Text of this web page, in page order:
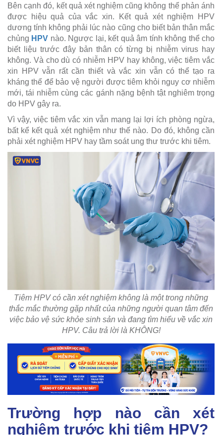
Bên cạnh đó, kết quả xét nghiệm cũng không thể phản ánh
được hiệu quả của vắc xin. Kết quả xét nghiệm HPV
dương tính không phải lúc nào cũng cho biết bản thân mắc
chủng HPV nào. Ngược lại, kết quả âm tính không thể cho
biết liệu trước đây bản thân có từng bị nhiễm virus hay
không. Và cho dù có nhiễm HPV hay không, việc tiêm vắc
xin HPV vẫn rất cần thiết và vắc xin vẫn có thể tạo ra
kháng thể để bảo vệ người được tiêm khỏi nguy cơ nhiễm
mới, tái nhiễm cùng các gánh nặng bệnh tật nghiêm trọng
do HPV gây ra.
Vì vậy, việc tiêm vắc xin vẫn mang lại lợi ích phòng ngừa,
bất kể kết quả xét nghiệm như thế nào. Do đó, không cần
phải xét nghiệm HPV hay tầm soát ung thư trước khi tiêm.
Tiêm HPV có cần xét nghiệm không là một trong những
thắc mắc thường gặp nhất của những người quan tâm đến
việc bảo vệ sức khỏe sinh sản và đang tìm hiểu về vắc xin
HPV. Câu trả lời là KHÔNG!
Trường hợp nào cần xét
nghiệm trước khi tiêm HPV?